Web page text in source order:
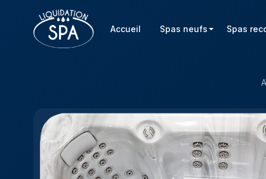
Accueil Spas neufs Spas